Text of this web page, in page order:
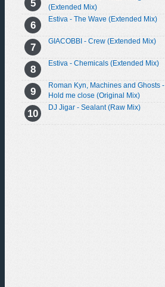
(Extended Mix)
Estiva - The Wave (Extended Mix)
GIACOBBI - Crew (Extended Mix)
Estiva - Chemicals (Extended Mix)
Roman Kyn, Machines and Ghosts -
Hold me close (Original Mix)
DJ Jigar - Sealant (Raw Mix)